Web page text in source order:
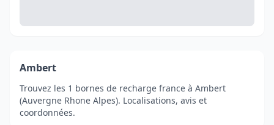
Ambert
Trouvez les 1 bornes de recharge france à Ambert
(Auvergne Rhone Alpes). Localisations, avis et
coordonnées.